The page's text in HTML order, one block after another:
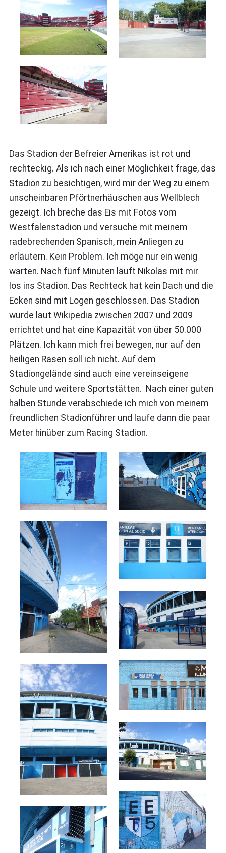
Das Stadion der Befreier Amerikas ist rot und
rechteckig. Als ich nach einer Möglichkeit frage, das
Stadion zu besichtigen, wird mir der Weg zu einem
unscheinbaren Pförtnerhäuschen aus Wellblech
gezeigt. Ich breche das Eis mit Fotos vom
Westfalenstadion und versuche mit meinem
radebrechenden Spanisch, mein Anliegen zu
erläutern. Kein Problem. Ich möge nur ein wenig
warten. Nach fünf Minuten läuft Nikolas mit mir
los ins Stadion. Das Rechteck hat kein Dach und die
Ecken sind mit Logen geschlossen. Das Stadion
wurde laut Wikipedia zwischen 2007 und 2009
errichtet und hat eine Kapazität von über 50.000
Plätzen. Ich kann mich frei bewegen, nur auf den
heiligen Rasen soll ich nicht. Auf dem
Stadiongelände sind auch eine vereinseigene
Schule und weitere Sportstätten. Nach einer guten
halben Stunde verabschiede ich mich von meinem
freundlichen Stadionführer und laufe dann die paar
Meter hinüber zum Racing Stadion.